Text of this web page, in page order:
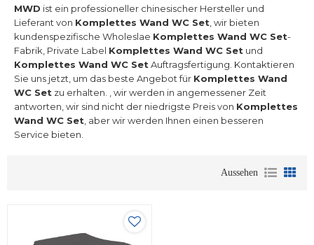
MWD ist ein professioneller chinesischer Hersteller und
Lieferant von Komplettes Wand WC Set , wir bieten
kundenspezifische Wholeslae Komplettes Wand WC Set-
Fabrik, Private Label Komplettes Wand WC Set und
Komplettes Wand WC Set Auftragsfertigung. Kontaktieren
Sie uns jetzt, um das beste Angebot für Komplettes Wand
WC Set zu erhalten. , wir werden in angemessener Zeit
antworten, wir sind nicht der niedrigste Preis von Komplettes
Wand WC Set , aber wir werden Ihnen einen besseren
Service bieten.
Aussehen